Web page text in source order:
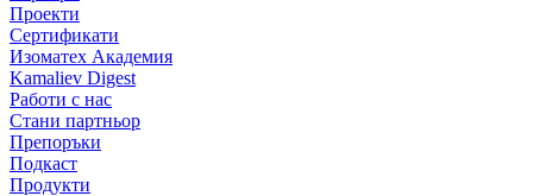
Проекти
Сертификати
Изоматех Академия
Kamaliev Digest
Работи с нас
Стани партньор
Препоръки
Подкаст
Продукти